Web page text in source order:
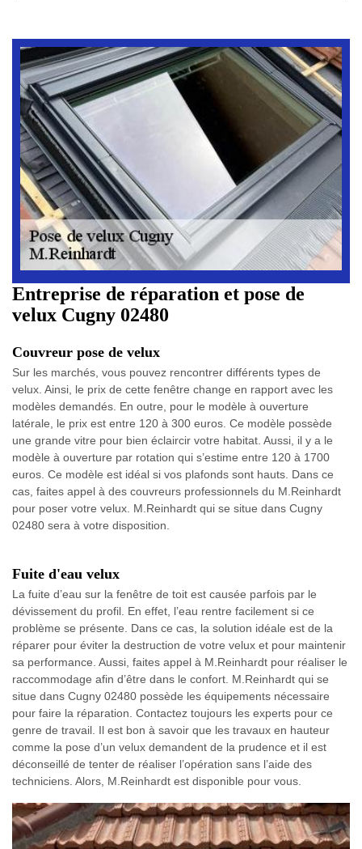
Entreprise de réparation et pose de
velux Cugny 02480
Couvreur pose de velux
Sur les marchés, vous pouvez rencontrer différents types de
velux. Ainsi, le prix de cette fenêtre change en rapport avec les
modèles demandés. En outre, pour le modèle à ouverture
latérale, le prix est entre 120 à 300 euros. Ce modèle possède
une grande vitre pour bien éclaircir votre habitat. Aussi, il y a le
modèle à ouverture par rotation qui s’estime entre 120 à 1700
euros. Ce modèle est idéal si vos plafonds sont hauts. Dans ce
cas, faites appel à des couvreurs professionnels du M.Reinhardt
pour poser votre velux. M.Reinhardt qui se situe dans Cugny
02480 sera à votre disposition.
Fuite d'eau velux
La fuite d’eau sur la fenêtre de toit est causée parfois par le
dévissement du profil. En effet, l’eau rentre facilement si ce
problème se présente. Dans ce cas, la solution idéale est de la
réparer pour éviter la destruction de votre velux et pour maintenir
sa performance. Aussi, faites appel à M.Reinhardt pour réaliser le
raccommodage afin d’être dans le confort. M.Reinhardt qui se
situe dans Cugny 02480 possède les équipements nécessaire
pour faire la réparation. Contactez toujours les experts pour ce
genre de travail. Il est bon à savoir que les travaux en hauteur
comme la pose d’un velux demandent de la prudence et il est
déconseillé de tenter de réaliser l’opération sans l’aide des
techniciens. Alors, M.Reinhardt est disponible pour vous.